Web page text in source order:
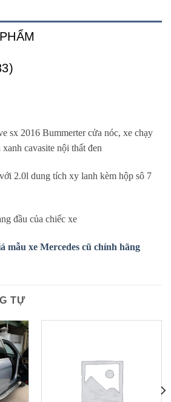
sx 2016 Bummerter cửa nóc, xe chạy
cavasite nội thất đen
2.0l dung tích xy lanh kèm hộp sô 7
đầu của chiếc xe
mẫu xe Mercedes cũ chính hãng
TỰ